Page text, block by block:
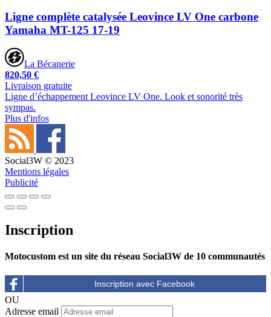
Ligne complète catalysée Leovince LV One carbone
Yamaha MT-125 17-19
La Bécanerie
820,50 €
Livraison gratuite
Ligne d’échappement Leovince LV One. Look et sonorité très
sympas.
Plus d'infos
Social3W © 2023
Mentions légales
Publicité
Inscription
Motocustom est un site du réseau Social3W de 10 communautés
OU
Adresse email